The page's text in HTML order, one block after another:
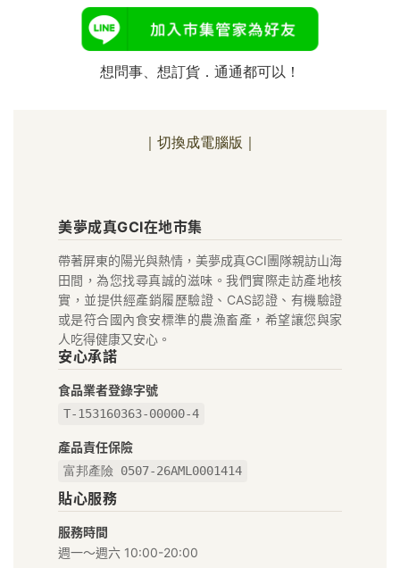
想問事、想訂貨．通通都可以！
｜切換成電腦版｜
夢
成
真
GCI
在
地
好
物
市
集
美夢成真GCI在地市集
帶著屏東的陽光與熱情，美夢成真GCI團隊親訪山海
田間，為您找尋真誠的滋味。我們實際走訪產地核
實，並提供經產銷履歷驗證、CAS認證、有機驗證
或是符合國內食安標準的農漁畜產，希望讓您與家
人吃得健康又安心。
安心承諾
食品業者登錄字號
T-153160363-00000-4
產品責任保險
富邦產險 0507-26AML0001414
貼心服務
服務時間
週一～週六 10:00-20:00